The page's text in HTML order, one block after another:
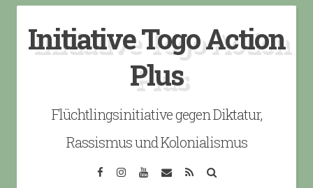
content
Initiative Togo Action
Plus
Flüchtlingsinitiative gegen Diktatur,
Rassismus und Kolonialismus
FacebookInstagramYouTube
EmailRSS